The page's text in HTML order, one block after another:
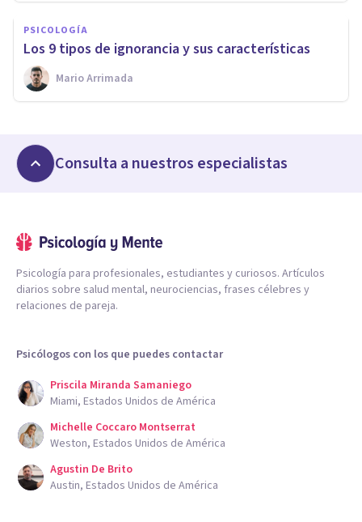
PSICOLOGÍA
Los 9 tipos de ignorancia y sus características
Mario Arrimada
Consulta a nuestros especialistas
Psicología para profesionales, estudiantes y curiosos. Artículos
diarios sobre salud mental, neurociencias, frases célebres y
relaciones de pareja.
Psicólogos con los que puedes contactar
Priscila Miranda Samaniego
Miami, Estados Unidos de América
Michelle Coccaro Montserrat
Weston, Estados Unidos de América
Agustin De Brito
Austin, Estados Unidos de América